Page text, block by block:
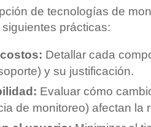
de tecnologías de
prácticas:
Detallar cada
y su justificación.
Evaluar cómo
de monitoreo) afectan la